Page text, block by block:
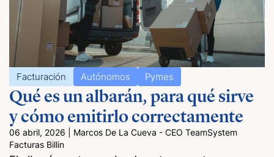
Facturación Autónomos Pymes
Qué es un albarán, para qué sirve
y cómo emitirlo correctamente
06 abril, 2026
Marcos De La Cueva - CEO TeamSystem
Facturas Billin